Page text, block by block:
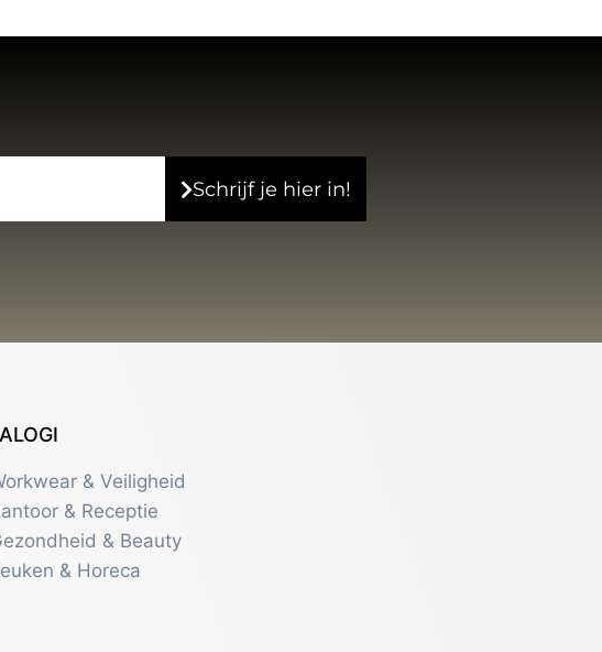
Schrijf je hier in!
& Veiligheid
& Receptie
& Beauty
& Horeca